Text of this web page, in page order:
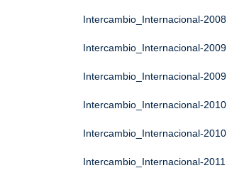
Intercambio_Internacional-2008
Intercambio_Internacional-2009
Intercambio_Internacional-2009
Intercambio_Internacional-2010
Intercambio_Internacional-2010
Intercambio_Internacional-2011